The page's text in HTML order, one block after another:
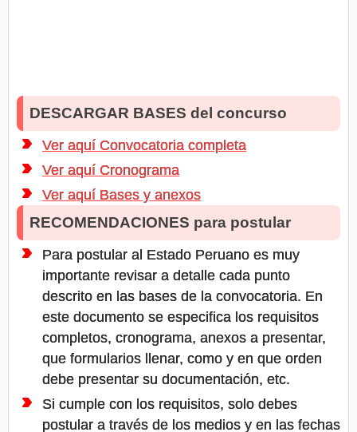
DESCARGAR BASES del concurso
Ver aquí Convocatoria completa
Ver aquí Cronograma
Ver aquí Bases y anexos
RECOMENDACIONES para postular
Para postular al Estado Peruano es muy
importante revisar a detalle cada punto
descrito en las bases de la convocatoria. En
este documento se especifica los requisitos
completos, cronograma, anexos a presentar,
que formularios llenar, como y en que orden
debe presentar su documentación, etc.
Si cumple con los requisitos, solo debes
postular a través de los medios y en las fechas